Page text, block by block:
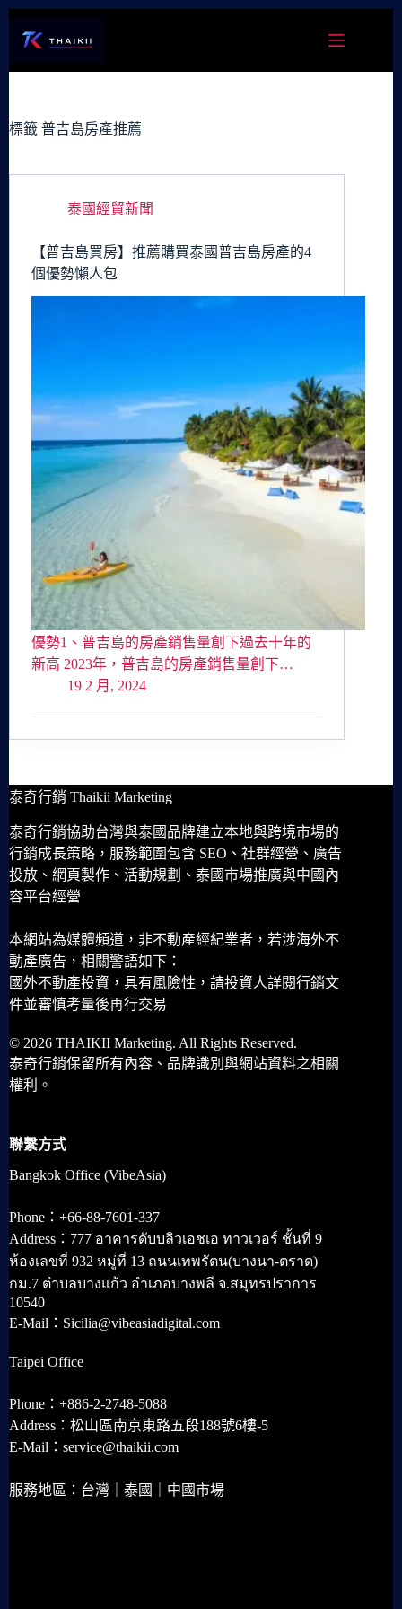
容
標籤 普吉島房產推薦
泰國經貿新聞
【普吉島買房】推薦購買泰國普吉島房產的4
個優勢懶人包
優勢1、普吉島的房產銷售量創下過去十年的
新高 2023年，普吉島的房產銷售量創下…
19 2 月, 2024
泰奇行銷 Thaikii Marketing
泰奇行銷協助台灣與泰國品牌建立本地與跨境市場的
行銷成長策略，服務範圍包含 SEO、社群經營、廣告
投放、網頁製作、活動規劃、泰國市場推廣與中國內
容平台經營
本網站為媒體頻道，非不動產經紀業者，若涉海外不
動產廣告，相關警語如下：
國外不動產投資，具有風險性，請投資人詳閱行銷文
件並審慎考量後再行交易
© 2026 THAIKII Marketing. All Rights Reserved.
泰奇行銷保留所有內容、品牌識別與網站資料之相關
權利。
聯繫方式
Bangkok Office (VibeAsia)
Phone：+66-88-7601-337
Address：777 อาคารดับบลิวเอชเอ ทาวเวอร์ ชั้นที่ 9
ห้องเลขที่ 932 หมู่ที่ 13 ถนนเทพรัตน(บางนา-ตราด)
กม.7 ตำบลบางแก้ว อำเภอบางพลี จ.สมุทรปราการ
10540
E-Mail：Sicilia@vibeasiadigital.com
Taipei Office
Phone：+886-2-2748-5088
Address：松山區南京東路五段188號6樓-5
E-Mail：service@thaikii.com
服務地區：台灣｜泰國｜中國市場